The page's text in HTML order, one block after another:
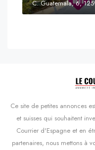
Ce site de petites annonces
et suisses qui souhaitent
Courrier d'Espagne et en
partenaires, nous mettons à